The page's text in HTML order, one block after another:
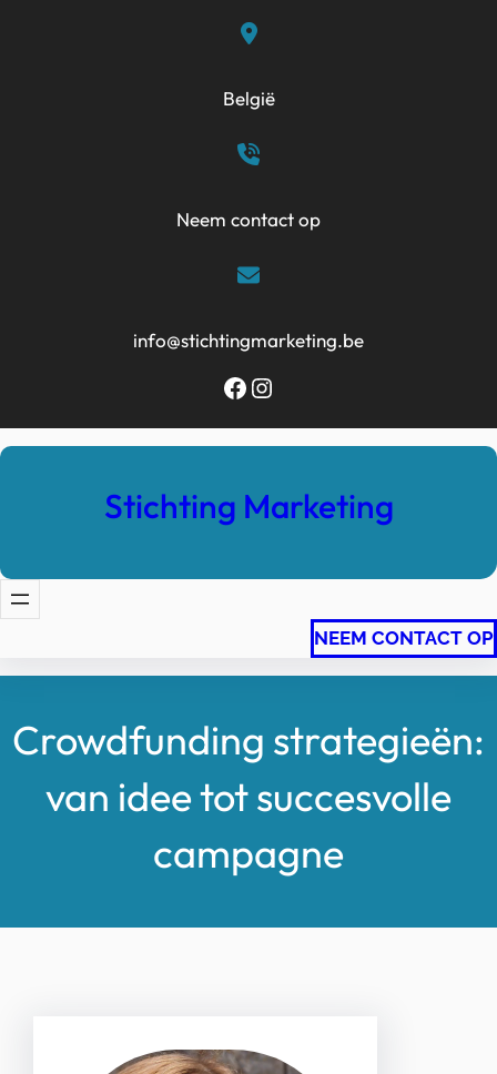
België
Neem contact op
info@stichtingmarketing.be
Facebook Instagram
Stichting Marketing
NEEM CONTACT OP
Crowdfunding strategieën:
van idee tot succesvolle
campagne